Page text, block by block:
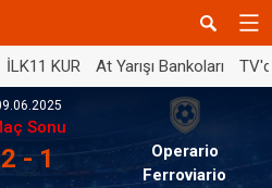
İLK11 KUR At Yarışı Bankoları
Sonu
2 - 1
Operario
Ferroviario